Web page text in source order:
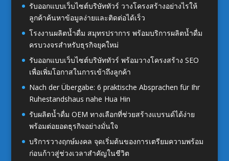
รับออกแบบเว็บไซต์บริษัททัวร์ วางโครงสร้างอย่างไรให้
ลูกค้าค้นหาข้อมูลง่ายและติดต่อได้เร็ว
โรงงานผลิตน้ำดื่ม สมุทรปราการ พร้อมบริการผลิตน้ำดื่ม
ครบวงจรสำหรับธุรกิจยุคใหม่
รับออกแบบเว็บไซต์บริษัททัวร์ พร้อมวางโครงสร้าง SEO
เพื่อเพิ่มโอกาสในการเข้าถึงลูกค้า
Nach der Übergabe: 6 praktische Absprachen für Ihr
Ruhestandshaus nahe Hua Hin
รับผลิตน้ำดื่ม OEM ทางเลือกที่ช่วยสร้างแบรนด์ได้ง่าย
พร้อมต่อยอดธุรกิจอย่างมั่นใจ
บริการวางฤกษ์มงคล จุดเริ่มต้นของการเตรียมความพร้อม
ก่อนก้าวสู่ช่วงเวลาสำคัญในชีวิต